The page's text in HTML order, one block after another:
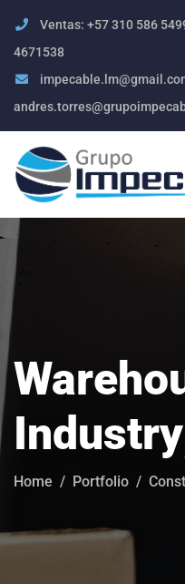
Ventas: +57 310 586
4671538
Industry
Home Portfolio